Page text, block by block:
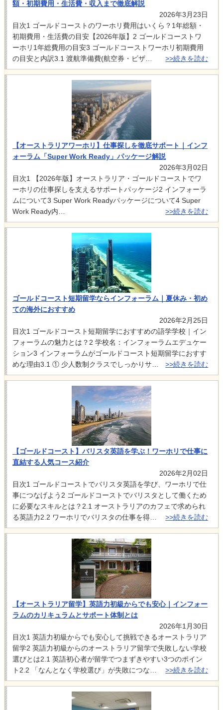
額・初期費用・生活費・収入まで徹底解説
2026年3月23日
目次1 ゴールドコーストのワーホリ費用はいくら？1年総額・
初期費用・生活費の目安【2026年版】2 ゴールドコーストワ
ーホリ1年総費用の目安3 ゴールドコーストワーホリ初期費用
の目安と内訳3.1 渡航準備費(航空券・ビザ…
>>続きを読む
【オーストラリアワーホリ】仕事探しを徹底サポート｜インフ
ォーラム「Super Work Ready」パッケージ解説
2026年3月02日
目次1 【2026年版】オーストラリア・ゴールドコーストでワ
ーホリの仕事探しを支えるサポートパッケージ2 インフォーラ
ムについて3 Super Work Readyパッケージについて4 Super
Work Ready内…
>>続きを読む
ゴールドコースト短期留学ならインフォーラム｜夏休み・初め
ての海外におすすめ
2026年2月25日
目次1 ゴールドコースト短期留学におすすめの語学学校｜イン
フォーラムの魅力とは？2 学校名：インフォーラムエデュケー
ション3 インフォーラムがゴールドコースト短期留学におすす
めな理由3.1 ① 少人数制クラスでしっかりサ…
>>続きを読む
【ゴールドコースト】バリスタ英語を学ぶ！ワーホリで仕事に
直結する人気コース紹介
2026年2月02日
目次1 ゴールドコーストでバリスタ英語を学び、ワーホリで仕
事につなげよう2 ゴールドコーストでバリスタとして働くため
に必要なスキルとは？2.1 オーストラリアのカフェで求められ
る英語力2.2 ワーホリでバリスタの仕事を得…
>>続きを読む
【オーストラリア留学】英語力初級からでも安心｜インフォー
ラムのカリキュラムとサポート体制とは
2026年1月30日
目次1 英語力初級からでも安心して挑戦できるオーストラリア
留学2 英語力初級からのオーストラリア留学で失敗しない学校
選びとは2.1 英語初心者が留学でつまずきやすい3つのポイン
ト2.2 「なんとなく学校選び」が失敗につな…
>>続きを読む